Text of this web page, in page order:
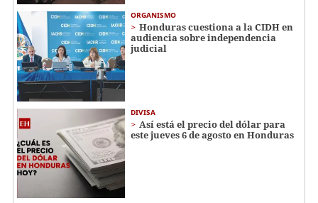
ORGANISMO
Honduras cuestiona a la CIDH en
audiencia sobre independencia
judicial
DIVISA
Así está el precio del dólar para
este jueves 6 de agosto en Honduras